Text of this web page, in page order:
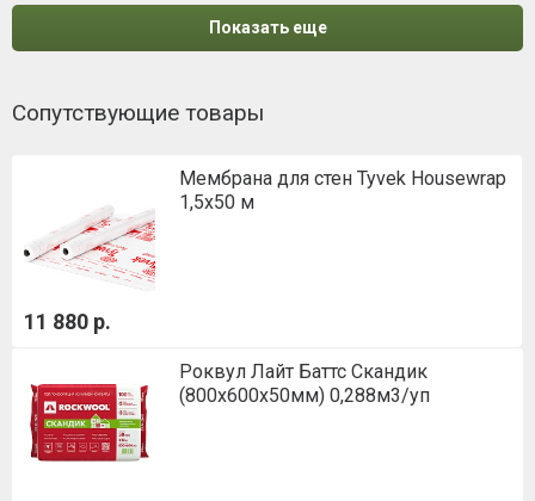
Показать еще
Сопутствующие товары
Мембрана для стен Tyvek Housewrap
1,5х50 м
11 880 р.
Роквул Лайт Баттс Скандик
(800х600х50мм) 0,288м3/уп